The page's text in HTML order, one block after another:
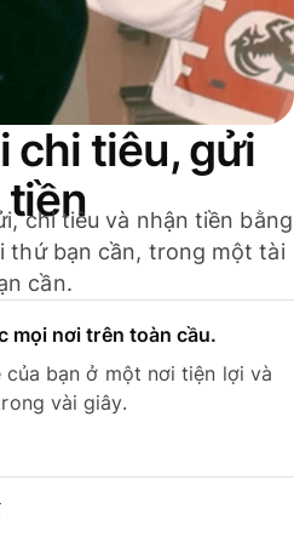
chi tiêu, gửi
tiền
chi tiêu và nhận tiền bằng
thứ bạn cần, trong một tài
cần.
mọi nơi trên toàn cầu.
bạn ở một nơi tiện lợi và
vài giây.